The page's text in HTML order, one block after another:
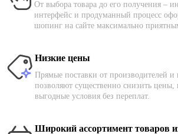
От выбора товара до его получения –
интерфейс и продуманный процесс
шопинг на сайте максимально
Низкие цены
Прямые поставки от производителей и
позволяют существенно снизить цены,
выгодные условия без переплат.
Широкий ассортимент товаров